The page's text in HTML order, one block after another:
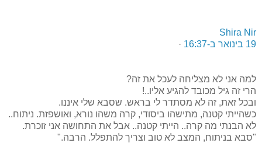
Shira Nir
·
למה אני לא מצליחה לעכל את זה?
הרי זה גיל מכובד להגיע אליו..!
ובכל זאת, זה לא מסתדר לי בראש. שסבא שלי איננו.
כשהייתי קטנה, מתישהו ביסודי, קרה משהו נורא, ואושפזת. ניתוח..
לא הבנתי מה קרה.. הייתי קטנה.. אבל את התחושה אני זוכרת.
"סבא בניתוח, המצב לא טוב וצריך להתפלל. הרבה."